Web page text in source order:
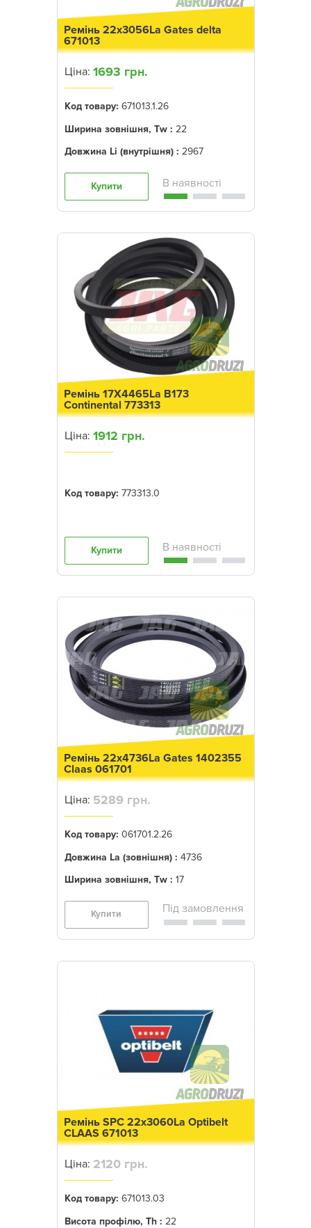
Ремінь 22x3056La Gates delta
671013
Ціна: 1693 грн.
Код товару: 671013.1.26
Ширина зовнішня, Tw : 22
Довжина Li (внутрішня) : 2967
Купити
Ремінь 17X4465La B173
Continental 773313
Ціна: 1912 грн.
Код товару: 773313.0
Купити
Ремінь 22x4736La Gates 1402355
Claas 061701
Ціна: 5289 грн.
Код товару: 061701.2.26
Довжина La (зовнішня) : 4736
Ширина зовнішня, Tw : 17
Купити
Ремінь SPC 22x3060La Optibelt
CLAAS 671013
Ціна: 2120 грн.
Код товару: 671013.03
Висота профілю, Th : 22